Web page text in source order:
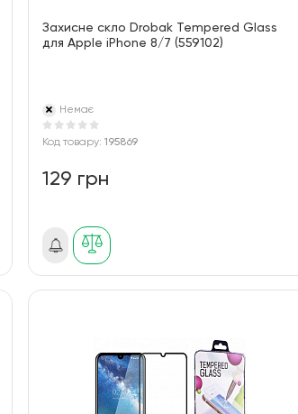
Захисне скло Drobak Tempered Glass
для Apple iPhone 8/7 (559102)
Немає
Код товару: 195869
129 грн